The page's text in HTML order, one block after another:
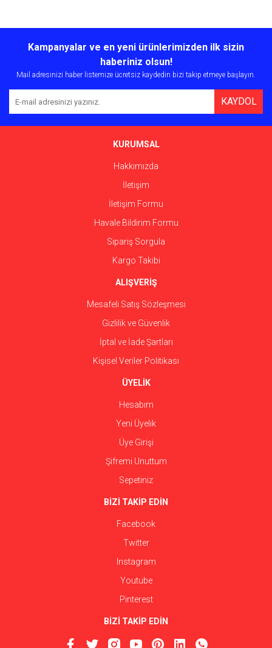
Bu ürüne ilk yorumu siz yapın!
Yorum Yaz
tarafımıza iletebilirsiniz.
Görüş ve önerileriniz için teşekkür ederiz.
Ürün resmi kalitesiz, bozuk veya görüntülenemiyor.
Ürün açıklamasında eksik bilgiler bulunuyor.
Ürün fiyatı diğer sitelerden daha pahalı.
Gönder
Kampanyalar ve en yeni ürünlerimizden ilk sizin
haberiniz olsun!
Mail adresinizi haber listemize ücretsiz kaydedin bizi takip etmeye başlayın.
KAYDOL
KURUMSAL
Hakkımızda
İletişim
İletişim Formu
Havale Bildirim Formu
Sipariş Sorgula
Kargo Takibi
ALIŞVERİŞ
Mesafeli Satış Sözleşmesi
Gizlilik ve Güvenlik
İptal ve İade Şartları
Kişisel Veriler Politikası
ÜYELİK
Hesabım
Yeni Üyelik
Üye Girişi
Şifremi Unuttum
Sepetiniz
BİZİ TAKİP EDİN
Facebook
Twitter
Instagram
Youtube
Pinterest
BİZİ TAKİP EDİN